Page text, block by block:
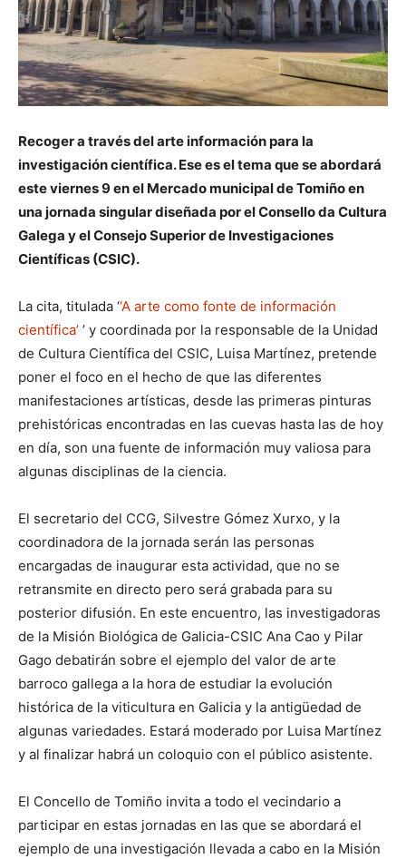
Recoger a través del arte información para la
investigación científica. Ese es el tema que se abordará
este viernes 9 en el Mercado municipal de Tomiño en
una jornada singular diseñada por el Consello da Cultura
Galega y el Consejo Superior de Investigaciones
Científicas (CSIC).
La cita, titulada ‘‘A arte como fonte de información
científica’ ’ y coordinada por la responsable de la Unidad
de Cultura Científica del CSIC, Luisa Martínez, pretende
poner el foco en el hecho de que las diferentes
manifestaciones artísticas, desde las primeras pinturas
prehistóricas encontradas en las cuevas hasta las de hoy
en día, son una fuente de información muy valiosa para
algunas disciplinas de la ciencia.
El secretario del CCG, Silvestre Gómez Xurxo, y la
coordinadora de la jornada serán las personas
encargadas de inaugurar esta actividad, que no se
retransmite en directo pero será grabada para su
posterior difusión. En este encuentro, las investigadoras
de la Misión Biológica de Galicia-CSIC Ana Cao y Pilar
Gago debatirán sobre el ejemplo del valor de arte
barroco gallega a la hora de estudiar la evolución
histórica de la viticultura en Galicia y la antigüedad de
algunas variedades. Estará moderado por Luisa Martínez
y al finalizar habrá un coloquio con el público asistente.
El Concello de Tomiño invita a todo el vecindario a
participar en estas jornadas en las que se abordará el
ejemplo de una investigación llevada a cabo en la Misión